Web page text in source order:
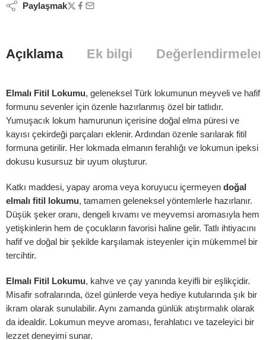
Paylaşmak
Açıklama Ek bilgi Değerlendirmeler
Elmalı Fitil Lokumu, geleneksel Türk lokumunun meyveli ve hafif
formunu sevenler için özenle hazırlanmış özel bir tatlıdır.
Yumuşacık lokum hamurunun içerisine doğal elma püresi ve
kayısı çekirdeği parçaları eklenir. Ardından özenle sarılarak fitil
formuna getirilir. Her lokmada elmanın ferahlığı ve lokumun ipeksi
dokusu kusursuz bir uyum oluşturur.
Katkı maddesi, yapay aroma veya koruyucu içermeyen doğal
elmalı fitil lokumu, tamamen geleneksel yöntemlerle hazırlanır.
Düşük şeker oranı, dengeli kıvamı ve meyvemsi aromasıyla hem
yetişkinlerin hem de çocukların favorisi haline gelir. Tatlı ihtiyacını
hafif ve doğal bir şekilde karşılamak isteyenler için mükemmel bir
tercihtir.
Elmalı Fitil Lokumu, kahve ve çay yanında keyifli bir eşlikçidir.
Misafir sofralarında, özel günlerde veya hediye kutularında şık bir
ikram olarak sunulabilir. Aynı zamanda günlük atıştırmalık olarak
da idealdir. Lokumun meyve aroması, ferahlatıcı ve tazeleyici bir
lezzet deneyimi sunar.
ekle
göndermek için %1$slogged'a %2$s giriş yapmış olmanız
Log In